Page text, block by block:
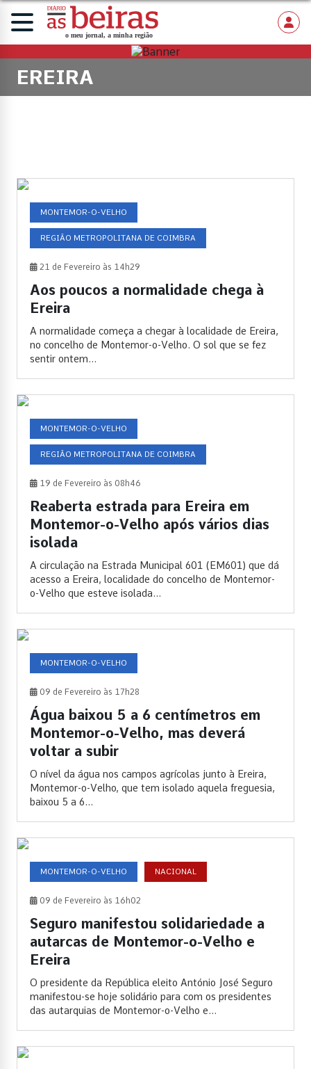
EREIRA
MONTEMOR-O-VELHO
REGIÃO METROPOLITANA DE COIMBRA
21 de Fevereiro às 14h29
Aos poucos a normalidade chega à
Ereira
A normalidade começa a chegar à localidade de Ereira,
no concelho de Montemor-o-Velho. O sol que se fez
sentir ontem...
MONTEMOR-O-VELHO
REGIÃO METROPOLITANA DE COIMBRA
19 de Fevereiro às 08h46
Reaberta estrada para Ereira em
Montemor-o-Velho após vários dias
isolada
A circulação na Estrada Municipal 601 (EM601) que dá
acesso a Ereira, localidade do concelho de Montemor-
o-Velho que esteve isolada...
MONTEMOR-O-VELHO
09 de Fevereiro às 17h28
Água baixou 5 a 6 centímetros em
Montemor-o-Velho, mas deverá
voltar a subir
O nível da água nos campos agrícolas junto à Ereira,
Montemor-o-Velho, que tem isolado aquela freguesia,
baixou 5 a 6...
MONTEMOR-O-VELHO NACIONAL
09 de Fevereiro às 16h02
Seguro manifestou solidariedade a
autarcas de Montemor-o-Velho e
Ereira
O presidente da República eleito António José Seguro
manifestou-se hoje solidário para com os presidentes
das autarquias de Montemor-o-Velho e...